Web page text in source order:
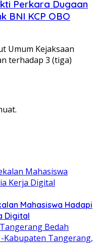
Perkara Dugaan
BNI KCP OBO
Umum Kejaksaan
terhadap 3 (tiga)
Mahasiswa Hadapi
Digital